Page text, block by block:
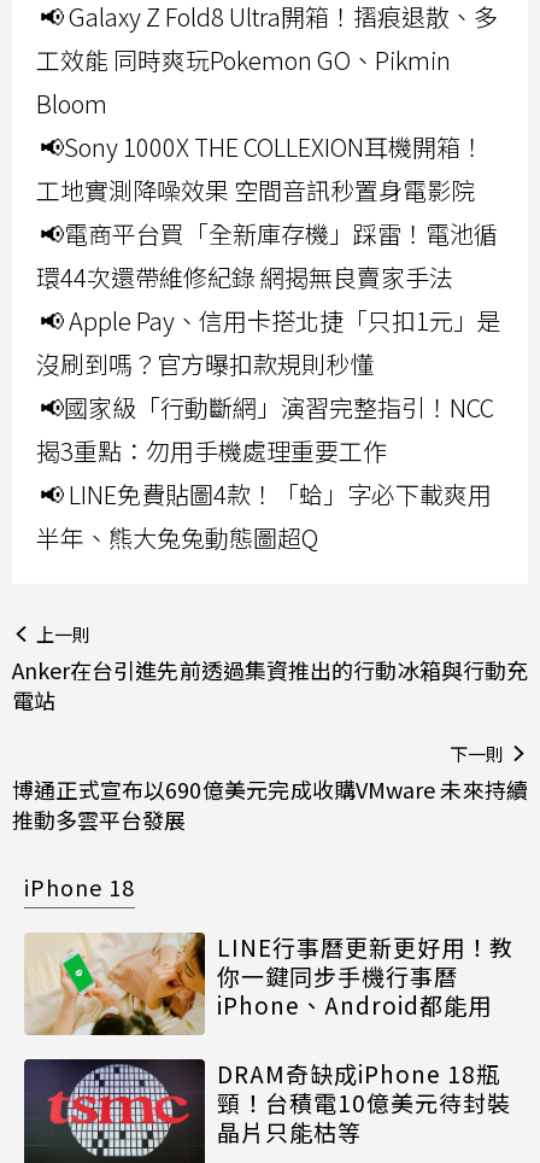
📢 Galaxy Z Fold8 Ultra開箱！摺痕退散、多
工效能 同時爽玩Pokemon GO、Pikmin
Bloom
📢Sony 1000X THE COLLEXION耳機開箱！
工地實測降噪效果 空間音訊秒置身電影院
📢電商平台買「全新庫存機」踩雷！電池循
環44次還帶維修紀錄 網揭無良賣家手法
📢 Apple Pay、信用卡搭北捷「只扣1元」是
沒刷到嗎？官方曝扣款規則秒懂
📢國家級「行動斷網」演習完整指引！NCC
揭3重點：勿用手機處理重要工作
📢 LINE免費貼圖4款！「蛤」字必下載爽用
半年、熊大兔兔動態圖超Q
上一則
Anker在台引進先前透過集資推出的行動冰箱與行動充
電站
下一則
博通正式宣布以690億美元完成收購VMware 未來持續
推動多雲平台發展
iPhone 18
LINE行事曆更新更好用！教
你一鍵同步手機行事曆
iPhone、Android都能用
DRAM奇缺成iPhone 18瓶
頸！台積電10億美元待封裝
晶片只能枯等